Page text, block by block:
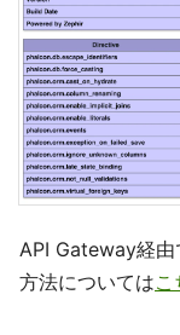
API Gateway経
方法についてはこ